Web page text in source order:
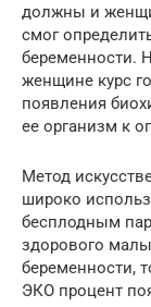
должны и
смог
беременности.
женщине курс
появления
ее организм к
Метод
широко
бесплодным
здорового
беременности,
ЭКО процент